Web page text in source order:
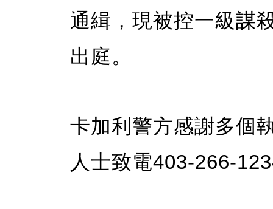
通緝，現被控一級謀
出庭。
卡加利警方感謝多個
人士致電403-266-